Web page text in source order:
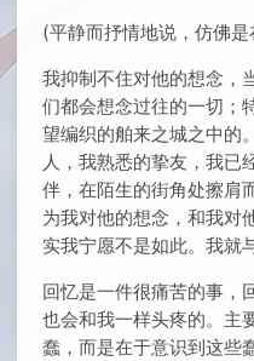
(平静而抒情地说，仿佛
我抑制不住对他的想念，
们都会想念过往的一切；
望编织的舶来之城之中的
人，我熟悉的挚友，我已
伴，在陌生的街角处擦
为我对他的想念，和我对
实我宁愿不是如此。我就
回忆是一件很痛苦的事，
也会和我一样头疼的。主
蠢，而是在于意识到这些